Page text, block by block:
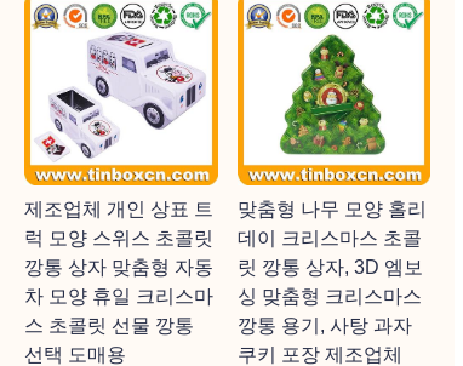
제조업체 개인 상표 트
럭 모양 스위스 초콜릿
깡통 상자 맞춤형 자동
차 모양 휴일 크리스마
스 초콜릿 선물 깡통
선택 도매용
맞춤형 나무 모양 홀리
데이 크리스마스 초콜
릿 깡통 상자, 3D 엠보
싱 맞춤형 크리스마스
깡통 용기, 사탕 과자
쿠키 포장 제조업체